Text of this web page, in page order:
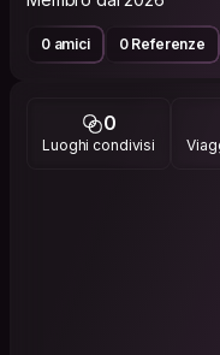
0 amici 0 Referenze
0
Luoghi condivisi